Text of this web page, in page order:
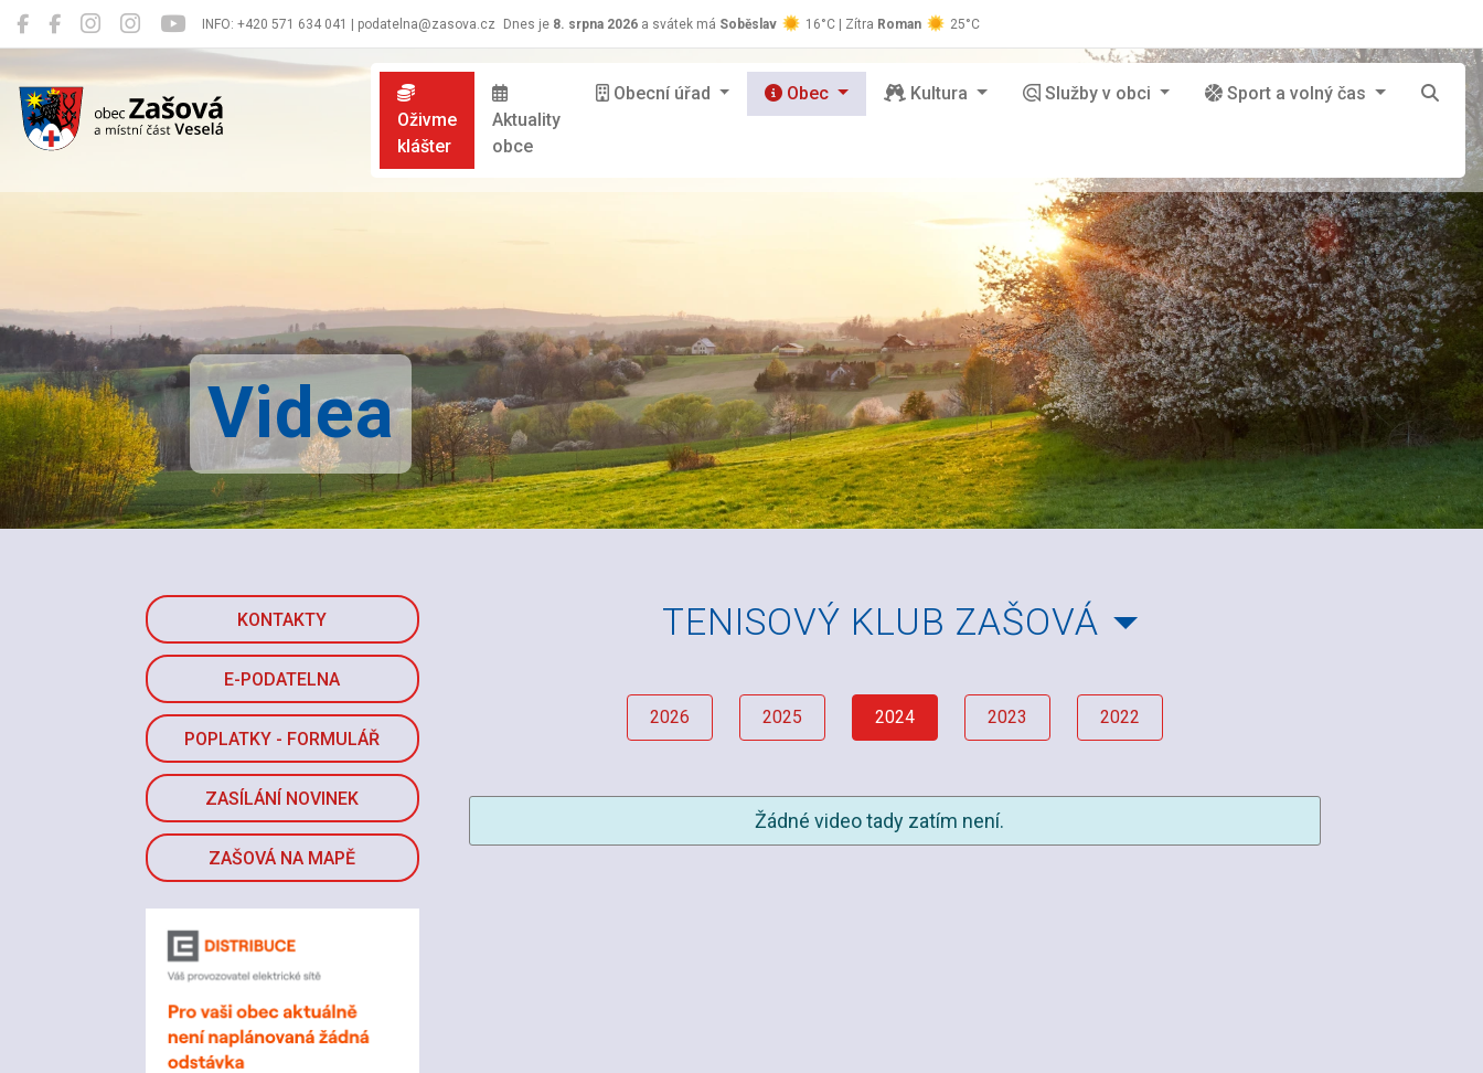
INFO: +420 571 634 041 | podatelna@zasova.cz Dnes je 8. srpna 2026 a svátek má Soběslav 16°C | Zítra Roman 25°C
Zašová
Oživme
klášter
Aktuality
obce
Obecní úřad Obec Kultura Služby v obci Sport a volný čas
Videa
KONTAKTY
E-PODATELNA
POPLATKY - FORMULÁŘ
ZASÍLÁNÍ NOVINEK
ZAŠOVÁ NA MAPĚ
TENISOVÝ KLUB ZAŠOVÁ
2026 2025 2024 2023 2022
Žádné video tady zatím není.